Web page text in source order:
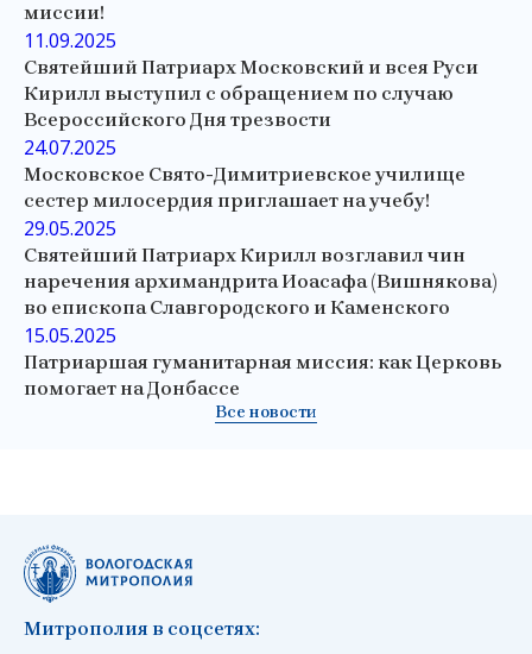
миссии!
11.09.2025
Святейший Патриарх Московский и всея Руси
Кирилл выступил с обращением по случаю
Всероссийского Дня трезвости
24.07.2025
Московское Свято-Димитриевское училище
сестер милосердия приглашает на учебу!
29.05.2025
Святейший Патриарх Кирилл возглавил чин
наречения архимандрита Иоасафа (Вишнякова)
во епископа Славгородского и Каменского
15.05.2025
Патриаршая гуманитарная миссия: как Церковь
помогает на Донбассе
Все новости
Митрополия в соцсетях: